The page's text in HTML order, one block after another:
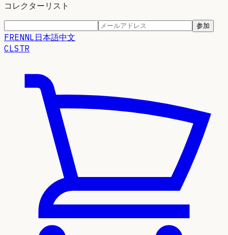
コレクターリスト
参加
FRENNL日本語中文
CLSTR